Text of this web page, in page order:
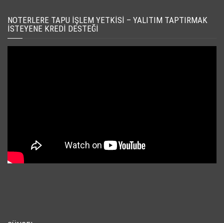
NOTERLERE TAPU İŞLEM YETKISI – YALITIM TAPTIRMAK
İSTEYENE KREDI DESTEĞI